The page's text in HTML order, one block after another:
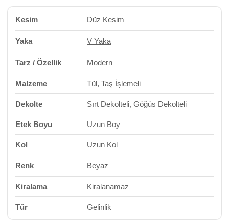
Kesim Düz Kesim
Yaka V Yaka
Tarz / Özellik Modern
Malzeme Tül, Taş İşlemeli
Dekolte Sırt Dekolteli, Göğüs Dekolteli
Etek Boyu Uzun Boy
Kol Uzun Kol
Renk Beyaz
Kiralama Kiralanamaz
Tür Gelinlik